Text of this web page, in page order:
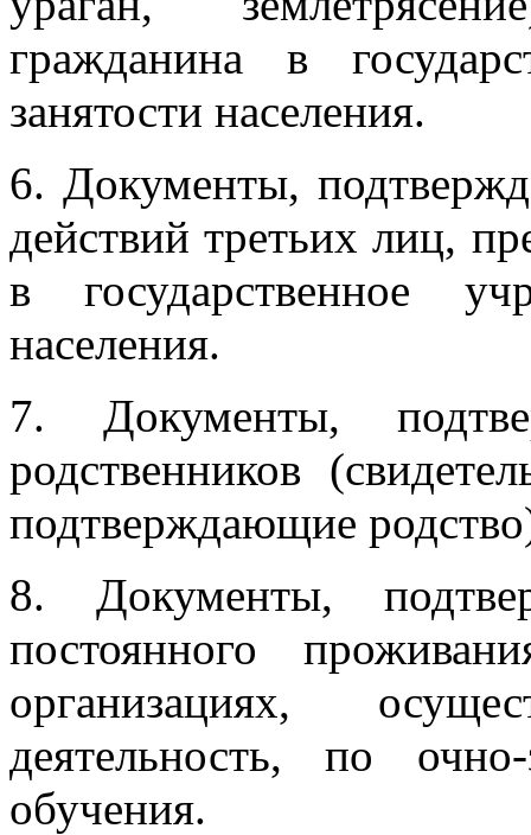
гражданина в
занятости населения.
6. Документы,
действий третьих лиц,
в государственное
населения.
7. Документы,
родственников
подтверждающие
8. Документы,
постоянного
организациях,
деятельность, по
обучения.